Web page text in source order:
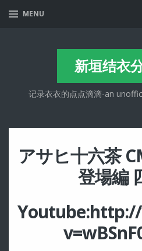
MENU
新垣结衣
记录衣衣的点点滴滴-an
アサヒ十六茶
登場編
Youtube: